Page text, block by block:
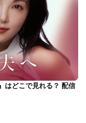
はどこで見れる？ 配信